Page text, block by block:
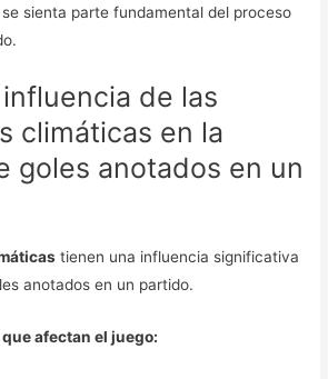
sienta parte fundamental del proceso
de las
climáticas en la
goles anotados en un
tienen una influencia significativa
anotados en un partido.
afectan el juego: